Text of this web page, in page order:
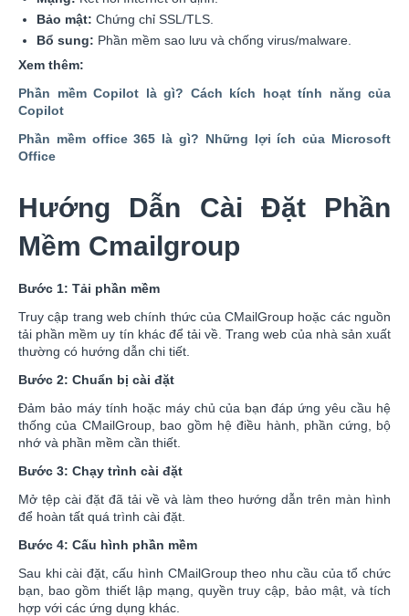
Bảo mật: Chứng chỉ SSL/TLS.
Bổ sung: Phần mềm sao lưu và chống virus/malware.
Xem thêm:
Phần mềm Copilot là gì? Cách kích hoạt tính năng của
Copilot
Phần mềm office 365 là gì? Những lợi ích của Microsoft
Office
Hướng Dẫn Cài Đặt Phần
Mềm Cmailgroup
Bước 1: Tải phần mềm
Truy cập trang web chính thức của CMailGroup hoặc các nguồn
tải phần mềm uy tín khác để tải về. Trang web của nhà sản xuất
thường có hướng dẫn chi tiết.
Bước 2: Chuẩn bị cài đặt
Đảm bảo máy tính hoặc máy chủ của bạn đáp ứng yêu cầu hệ
thống của CMailGroup, bao gồm hệ điều hành, phần cứng, bộ
nhớ và phần mềm cần thiết.
Bước 3: Chạy trình cài đặt
Mở tệp cài đặt đã tải về và làm theo hướng dẫn trên màn hình
để hoàn tất quá trình cài đặt.
Bước 4: Cấu hình phần mềm
Sau khi cài đặt, cấu hình CMailGroup theo nhu cầu của tổ chức
bạn, bao gồm thiết lập mạng, quyền truy cập, bảo mật, và tích
hợp với các ứng dụng khác.